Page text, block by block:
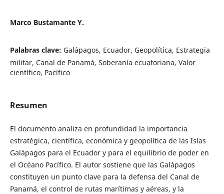
Marco Bustamante Y.
Palabras clave: Galápagos, Ecuador, Geopolítica, Estrategia
militar, Canal de Panamá, Soberanía ecuatoriana, Valor
científico, Pacífico
Resumen
El documento analiza en profundidad la importancia
estratégica, científica, económica y geopolítica de las Islas
Galápagos para el Ecuador y para el equilibrio de poder en
el Océano Pacífico. El autor sostiene que las Galápagos
constituyen un punto clave para la defensa del Canal de
Panamá, el control de rutas marítimas y aéreas, y la